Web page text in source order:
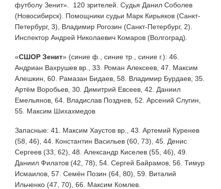
футболу Зенит». 120 зрителей. Судья Данил Соболев
(Новосибирск). Помощники судьи Марк Кирьяков (Санкт-
Петербург, 3), Владимир Рогозин (Санкт-Петербург, 2).
Инспектор Андрей Николаевич Комаров (Волгоград).
«СШОР Зенит» (синие ф., синие тр., синие г.): 46.
Андриан Вахрушев вр., 33. Роман Алексеев, 47. Максим
Алешкин, 60. Рамазан Бидаев, 58. Владимир Бурдаев, 35.
Артём Воробьев, 30. Димитрий Евсеев, 42. Даниил
Емельянов, 64. Владислав Позднев, 52. Арсений Слугин,
55. Максим Шихахмедов
Запасные: 41. Максим Хаустов вр., 43. Артемий Куренев
(58, 46), 44. Константин Васильев (60, 73), 45. Денис
Сергеев (33, 62), 48. Александр Киселев (55, 46), 49.
Даниил Филатов (42, 78), 54. Сергей Байрамов, 56. Тимур
Исмаилов, 57. Семён Позин (64, 80), 59. Виталий
Ильченко (47, 70), 66. Максим Комлев.